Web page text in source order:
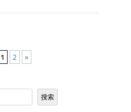
1 2 »
搜索